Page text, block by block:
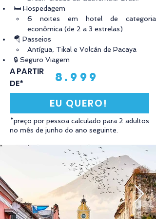
🛏️ Hospedagem
6 noites em hotel de categoria
econômica (de 2 a 3 estrelas)
🪂 Passeios
Antígua, Tikal e Volcán de Pacaya
🔒 Seguro Viagem
A PARTIR
DE*
8.999
EU QUERO!
*preço por pessoa calculado para 2 adultos
no mês de junho do ano seguinte.